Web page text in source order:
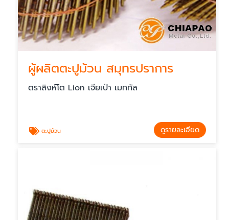
ผู้ผลิตตะปูม้วน สมุทรปราการ
ตราสิงห์โต Lion เจียเป่า เมททัล
ตะปูม้วน ดูรายละเอียด